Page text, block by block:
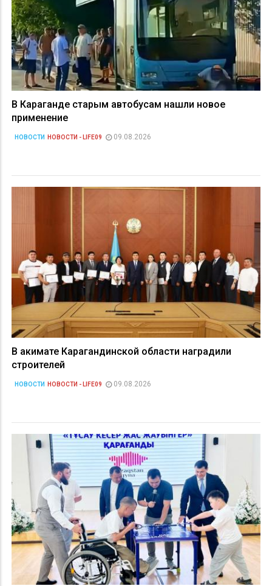
В Караганде старым автобусам нашли новое
применение
НОВОСТИ НОВОСТИ - LIFE09 09.08.2026
В акимате Карагандинской области наградили
строителей
НОВОСТИ НОВОСТИ - LIFE09 09.08.2026